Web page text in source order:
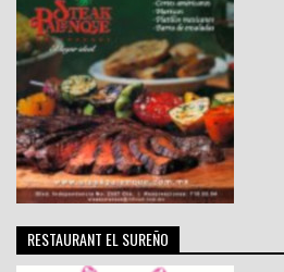
RESTAURANT EL SUREÑO